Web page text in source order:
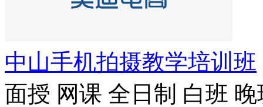
中山手机拍摄教学培训班
面授 网课 全日制 白班 晚